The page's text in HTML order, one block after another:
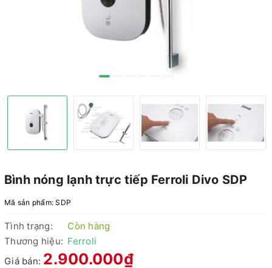
Bình nóng lạnh trực tiếp Ferroli Divo SDP
Mã sản phẩm:SDP
Tình trạng:
Còn hàng
Thương hiệu: Ferroli
Giá bán: 2.900.000₫